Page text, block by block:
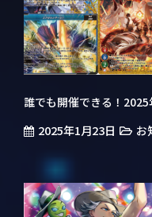
誰でも開催できる！
2025年1月23日 お